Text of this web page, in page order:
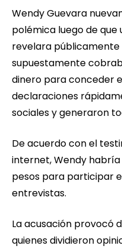
Wendy Guevara
polémica luego de
revelara públicamente
supuestamente
dinero para conceder
declaraciones
sociales y generaron
De acuerdo con el
internet, Wendy
pesos para participar
entrevistas.
La acusación provocó
quienes dividieron